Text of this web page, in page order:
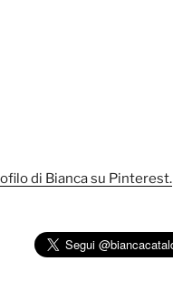
di Bianca su Pinterest.